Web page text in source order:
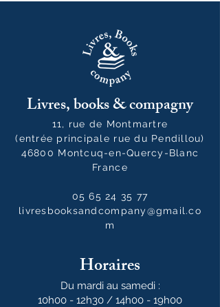
Livres, books & compagny
11, rue de Montmartre
(entrée principale rue du Pendillou)
46800 Montcuq-en-Quercy-Blanc
France
05 65 24 35 77
livresbooksandcompany@gmail.co
m
Horaires
Du mardi au samedi :
10h00 - 12h30 / 14h00 - 19h00